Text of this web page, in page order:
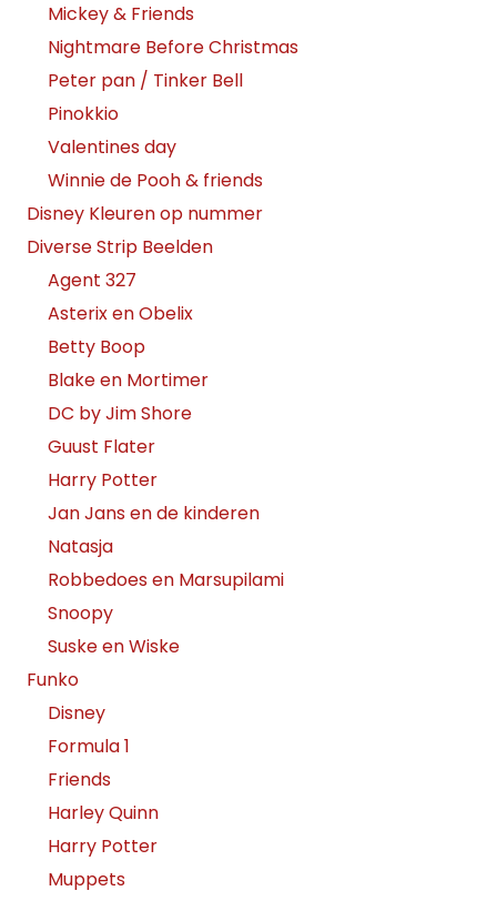
Mickey & Friends
Nightmare Before Christmas
Peter pan / Tinker Bell
Pinokkio
Valentines day
Winnie de Pooh & friends
Disney Kleuren op nummer
Diverse Strip Beelden
Agent 327
Asterix en Obelix
Betty Boop
Blake en Mortimer
DC by Jim Shore
Guust Flater
Harry Potter
Jan Jans en de kinderen
Natasja
Robbedoes en Marsupilami
Snoopy
Suske en Wiske
Funko
Disney
Formula 1
Friends
Harley Quinn
Harry Potter
Muppets